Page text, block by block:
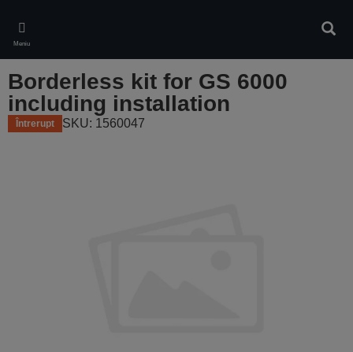
main
content
Meniu
Borderless kit for GS 6000
including installation
Întrerupt SKU: 1560047